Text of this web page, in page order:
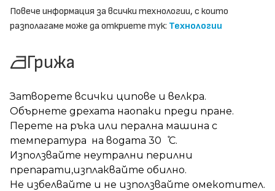
Повече информация за всички технологии, с които
разполагаме може да откриете тук: Технологии
Грижа
Затворете всички ципове и велкра.
Обърнете дрехата наопаки преди пране.
Перете на ръка или перална машина с
температура на водата 30 ̊С.
Използвайте неутрални перилни
препарати,изплаквайте обилно.
Не избелвайте и не използвайте омекотител.